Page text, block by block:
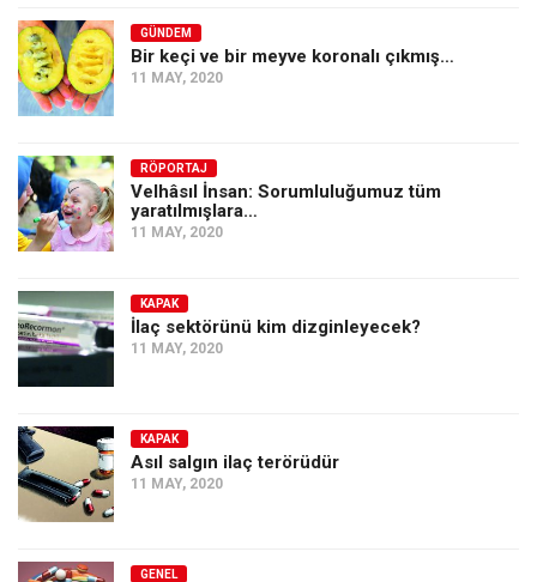
GÜNDEM
Bir keçi ve bir meyve koronalı çıkmış…
11 MAY, 2020
RÖPORTAJ
Velhâsıl İnsan: Sorumluluğumuz tüm
yaratılmışlara…
11 MAY, 2020
KAPAK
İlaç sektörünü kim dizginleyecek?
11 MAY, 2020
KAPAK
Asıl salgın ilaç terörüdür
11 MAY, 2020
GENEL